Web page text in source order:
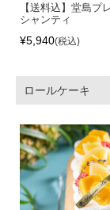
【送料込】堂島プ
シャンティ
¥5,940 税込
ロールケーキ